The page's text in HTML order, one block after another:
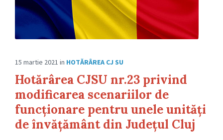
15 martie 2021 in HOTĂRÂREA CJ SU
Hotărârea CJSU nr.23 privind
modificarea scenariilor de
funcționare pentru unele unități
de învățământ din Județul Cluj